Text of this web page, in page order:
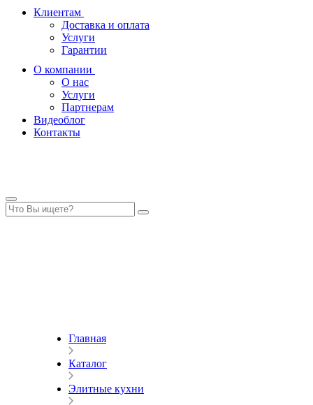
Клиентам
Доставка и оплата
Услуги
Гарантии
О компании
О нас
Услуги
Партнерам
Видеоблог
Контакты
Главная
Каталог
Элитные кухни